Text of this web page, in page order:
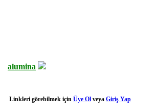
alumina
Linkleri görebilmek için Üye Ol veya Giriş Yap